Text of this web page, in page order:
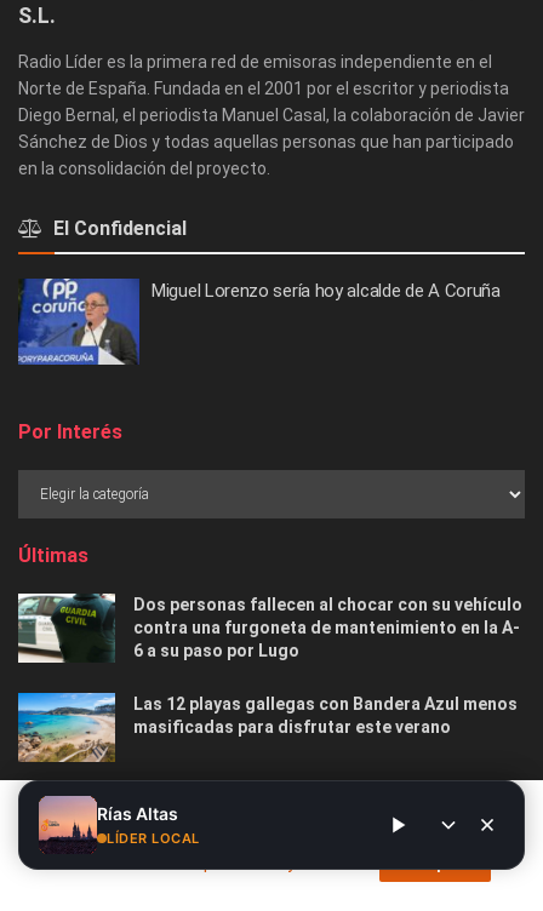
S.L.
Radio Líder es la primera red de emisoras independiente en el
Norte de España. Fundada en el 2001 por el escritor y periodista
Diego Bernal, el periodista Manuel Casal, la colaboración de Javier
Sánchez de Dios y todas aquellas personas que han participado
en la consolidación del proyecto.
El Confidencial
Miguel Lorenzo sería hoy alcalde de A Coruña
Por Interés
Últimas
Dos personas fallecen al chocar con su vehículo
contra una furgoneta de mantenimiento en la A-
6 a su paso por Lugo
Las 12 playas gallegas con Bandera Azul menos
masificadas para disfrutar este verano
O Marisquiño 2026 en Vigo: programa completo,
horarios, conciertos, deportes y todo lo que
debes saber
Rías Altas
LÍDER LOCAL
Este sitio web utiliza cookies. Al continuar utilizando este sitio
web, usted da su consentimiento para el uso de cookies. Visite